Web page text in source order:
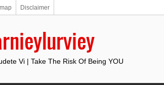
Disclaimer
Vi | Take The Risk Of Being YOU